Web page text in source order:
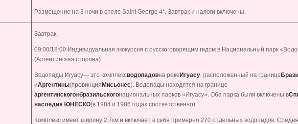
Размещение на 3 ночи в отеле Saint George 4*. Завтрак и налоги включены.
Завтрак.
09:00/18:00 Индивидуальная экскурсия с русскоговорящим гидом в Национальный парк
(Аргентинская сторона).
Водопады Игуасу— это комплексводопадовна реке Игуасу, расположенный на границе
иАргентины(провинция Мисьонес). Водопады находятся на границе
аргентинскогоибразильскогонациональных парков «Игуасу». Оба парка были включены в
наследия ЮНЕСКО(в 1984 и 1986 годах соответственно).
Комплекс имеет ширину 2,7км и включает в себя примерно 270 отдельных водопадов.